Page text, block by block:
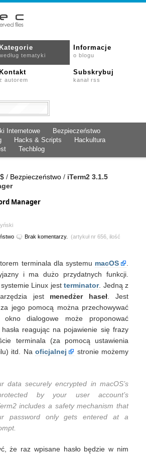
Kategorie
tematyki
Informacje
o blogu
Kontakt
autorem
Subskrybuj
kanał rss
Internetowe
Bezpieczeństwo
Hacks & Scripts
Hackultura
Techblog
/ Bezpieczeństwo / iTerm2 3.1.5
Manager
Brak komentarzy.
(artykuł nr 656, ilość
terminala dla systemu macOS
i ma dużo przydatnych funkcji.
Linux jestterminator. Jedną z
jest menedżer haseł . Jest
jego pomocą można przechowywać
dialogowe może proponować
hasła reagując na pojawienie się frazy
terminala (za pomocą ustawienia
itd. Naoficjalnej
stronie możemy
data securely encrypted in macOS’s
by your user account’s
includes a safety mechanism that
password only gets entered at a
że raz wpisane hasło będzie w nim